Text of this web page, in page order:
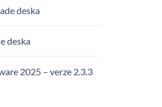
deska
deska
2025 – verze 2.3.3